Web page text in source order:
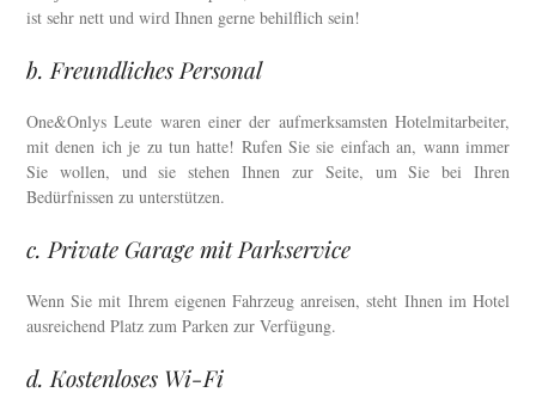
ist sehr nett und wird Ihnen gerne behilflich sein!
b. Freundliches Personal
One&Onlys Leute waren einer der aufmerksamsten Hotelmitarbeiter,
mit denen ich je zu tun hatte! Rufen Sie sie einfach an, wann immer
Sie wollen, und sie stehen Ihnen zur Seite, um Sie bei Ihren
Bedürfnissen zu unterstützen.
c. Private Garage mit Parkservice
Wenn Sie mit Ihrem eigenen Fahrzeug anreisen, steht Ihnen im Hotel
ausreichend Platz zum Parken zur Verfügung.
d. Kostenloses Wi-Fi